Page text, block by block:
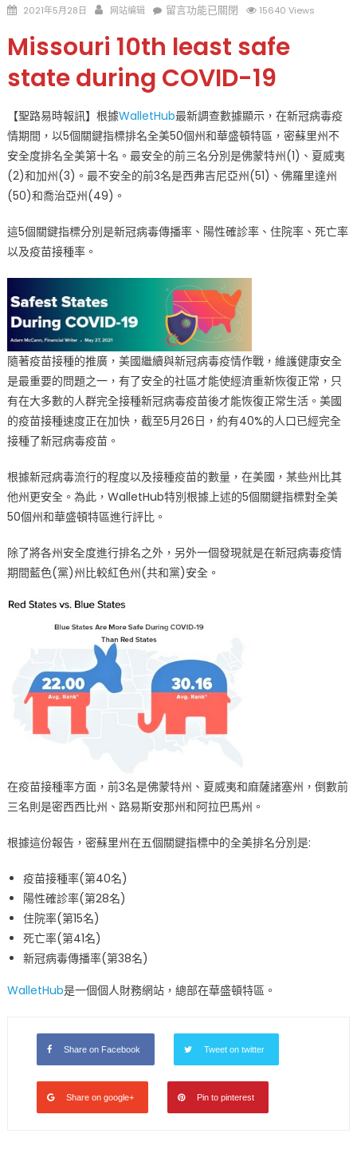
Posted
2021年5月28日 Author
网站编辑
在
蘇
州
冠
病
毒
疫
安
名
全
美
第
十
名〉
中
留言功能已關閉 15640 Views
Missouri 10th least safe
state during COVID-19
【聖路易時報訊】根據WalletHub最新調查數據顯示，在新冠病毒疫
情期間，以5個關鍵指標排名全美50個州和華盛頓特區，密蘇里州不
安全度排名全美第十名。最安全的前三名分別是佛蒙特州(1)、夏威夷
(2)和加州(3)。最不安全的前3名是西弗吉尼亞州(51)、佛羅里達州
(50)和喬治亞州(49)。
這5個關鍵指標分別是新冠病毒傳播率、陽性確診率、住院率、死亡率
以及疫苗接種率。
隨著疫苗接種的推廣，美國繼續與新冠病毒疫情作戰，維護健康安全
是最重要的問題之一，有了安全的社區才能使經濟重新恢復正常，只
有在大多數的人群完全接種新冠病毒疫苗後才能恢復正常生活。美國
的疫苗接種速度正在加快，截至5月26日，約有40%的人口已經完全
接種了新冠病毒疫苗。
根據新冠病毒流行的程度以及接種疫苗的數量，在美國，某些州比其
他州更安全。為此，WalletHub特別根據上述的5個關鍵指標對全美
50個州和華盛頓特區進行評比。
除了將各州安全度進行排名之外，另外一個發現就是在新冠病毒疫情
期間藍色(黨)州比較紅色州(共和黨)安全。
在疫苗接種率方面，前3名是佛蒙特州、夏威夷和麻薩諸塞州，倒數前
三名則是密西西比州、路易斯安那州和阿拉巴馬州。
根據這份報告，密蘇里州在五個關鍵指標中的全美排名分別是:
疫苗接種率(第40名)
陽性確診率(第28名)
住院率(第15名)
死亡率(第41名)
新冠病毒傳播率(第38名)
WalletHub是一個個人財務網站，總部在華盛頓特區。
Share on Facebook Tweet on twitter
Share on google+ Pin to pinterest